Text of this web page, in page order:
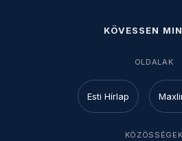
KÖVESSEN
OLDALAK
Esti Hírlap
KÖZÖSSÉGEK